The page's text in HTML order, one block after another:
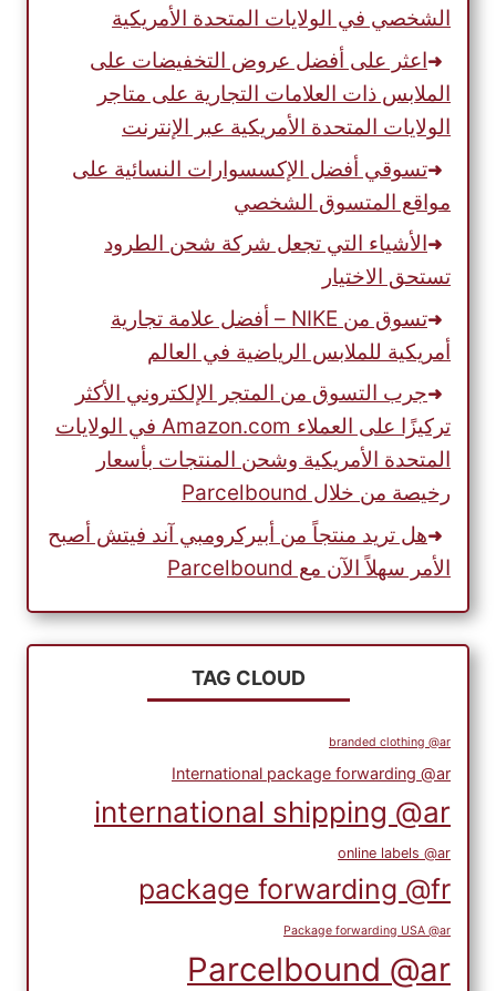
الشخصي في الولايات المتحدة الأمريكية
اعثر على أفضل عروض التخفيضات على
الملابس ذات العلامات التجارية على متاجر
الولايات المتحدة الأمريكية عبر الإنترنت
تسوقي أفضل الإكسسوارات النسائية على
مواقع المتسوق الشخصي
الأشياء التي تجعل شركة شحن الطرود
تستحق الاختيار
تسوق من NIKE – أفضل علامة تجارية
أمريكية للملابس الرياضية في العالم
جرب التسوق من المتجر الإلكتروني الأكثر
تركيزًا على العملاء Amazon.com في الولايات
المتحدة الأمريكية وشحن المنتجات بأسعار
رخيصة من خلال Parcelbound
هل تريد منتجاً من أبيركرومبي آند فيتش أصبح
الأمر سهلاً الآن مع Parcelbound
TAG CLOUD
branded clothing @ar
International package forwarding @ar
international shipping @ar
online labels @ar
package forwarding @fr
Package forwarding USA @ar
Parcelbound @ar